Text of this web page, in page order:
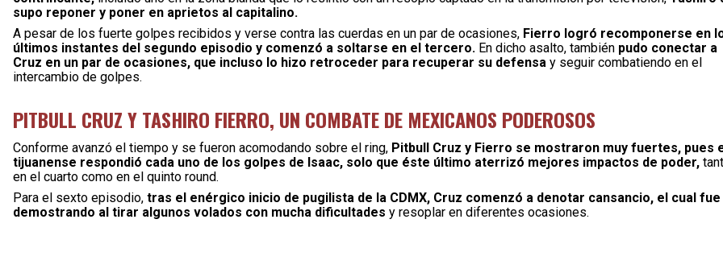
supo reponer y poner en aprietos al capitalino.
A pesar de los fuerte golpes recibidos y verse contra las cuerdas en un par de ocasiones, Fierro logró recomponerse en
últimos instantes del segundo episodio y comenzó a soltarse en el tercero. En dicho asalto, también pudo conectar a
Cruz en un par de ocasiones, que incluso lo hizo retroceder para recuperar su defensa y seguir combatiendo en el
intercambio de golpes.
PITBULL CRUZ Y TASHIRO FIERRO, UN COMBATE DE MEXICANOS PODEROSOS
Conforme avanzó el tiempo y se fueron acomodando sobre el ring, Pitbull Cruz y Fierro se mostraron muy fuertes, pues
tijuanense respondió cada uno de los golpes de Isaac, solo que éste último aterrizó mejores impactos de poder,
en el cuarto como en el quinto round.
Para el sexto episodio, tras el enérgico inicio de pugilista de la CDMX, Cruz comenzó a denotar cansancio, el cual fue
demostrando al tirar algunos volados con mucha dificultades y resoplar en diferentes ocasiones.